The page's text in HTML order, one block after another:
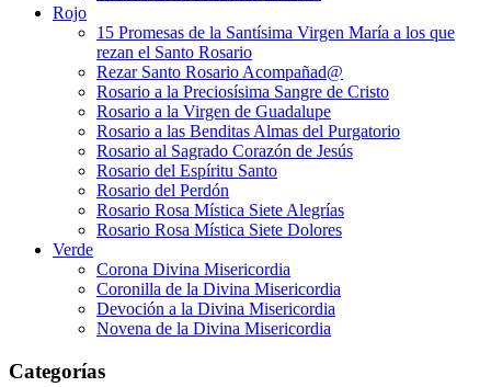
Rojo
15 Promesas de la Santísima Virgen María a los que
rezan el Santo Rosario
Rezar Santo Rosario Acompañad@
Rosario a la Preciosísima Sangre de Cristo
Rosario a la Virgen de Guadalupe
Rosario a las Benditas Almas del Purgatorio
Rosario al Sagrado Corazón de Jesús
Rosario del Espíritu Santo
Rosario del Perdón
Rosario Rosa Mística Siete Alegrías
Rosario Rosa Mística Siete Dolores
Verde
Corona Divina Misericordia
Coronilla de la Divina Misericordia
Devoción a la Divina Misericordia
Novena de la Divina Misericordia
Categorías